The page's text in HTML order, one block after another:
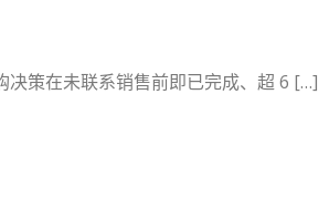
决策在未联系销售前即已完成、超 6 […]